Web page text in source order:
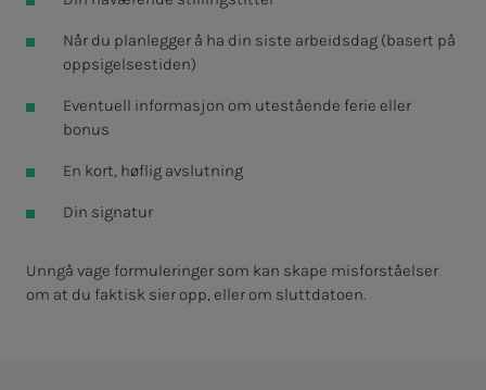
Når du planlegger å ha din siste arbeidsdag (basert på
oppsigelsestiden)
Eventuell informasjon om utestående ferie eller
bonus
En kort, høflig avslutning
Din signatur
Unngå vage formuleringer som kan skape misforståelser
om at du faktisk sier opp, eller om sluttdatoen.